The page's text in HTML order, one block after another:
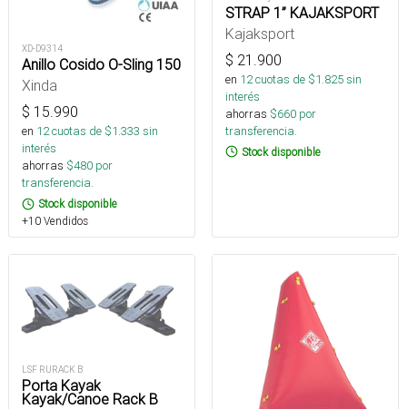
XD-D9314
Anillo Cosido O-Sling 150
Xinda
$ 15.990
en 12cuotas de $1.333 sin
interés
ahorras $480 por
transferencia.
Stock disponible
+10 Vendidos
STRAP 1” KAJAKSPORT
Kajaksport
$ 21.900
en 12cuotas de $1.825sin
interés
ahorras $660 por
transferencia.
Stock disponible
LSF RURACK B
Porta Kayak
Kayak/Canoe Rack B